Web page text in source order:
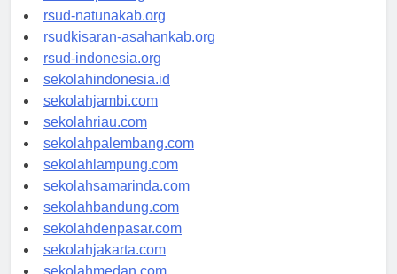
rsud-ntbprov.org
rsud-natunakab.org
rsudkisaran-asahankab.org
rsud-indonesia.org
sekolahindonesia.id
sekolahjambi.com
sekolahriau.com
sekolahpalembang.com
sekolahlampung.com
sekolahsamarinda.com
sekolahbandung.com
sekolahdenpasar.com
sekolahjakarta.com